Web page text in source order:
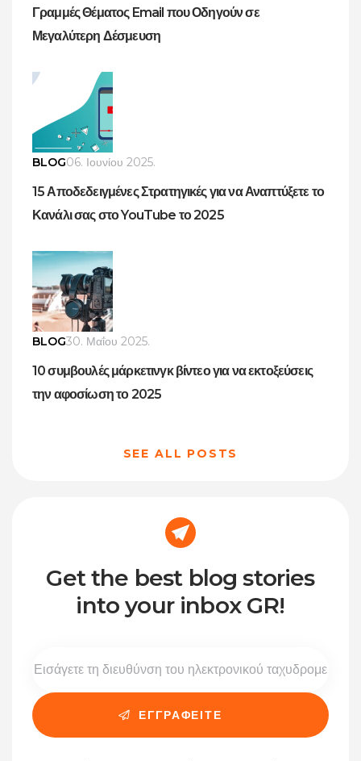
Γραμμές Θέματος Email που Οδηγούν σε
Μεγαλύτερη Δέσμευση
BLOG06. Ιουνίου 2025.
15 Αποδεδειγμένες Στρατηγικές για να Αναπτύξετε το
Κανάλι σας στο YouTube το 2025
BLOG30. Μαΐου 2025.
10 συμβουλές μάρκετινγκ βίντεο για να εκτοξεύσεις
την αφοσίωση το 2025
SEE ALL POSTS
Get the best blog stories
into your inbox GR!